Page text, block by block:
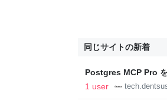
同じサイトの新着
Postgres MCP Pro
ックブログ
1 user